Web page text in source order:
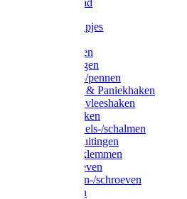
Waslijndraad
Simplexknipjes
Sleutelringen
Gelaste ringen
Borgveren-/pennen
Musketons & Paniekhaken
S-haken & vleeshaken
Karabijnhaken
Noodschakels-/schalmen
Harp-/D-sluitingen
Staaldraadklemmen
Spanschroeven
Ringmoeren-/schroeven
Puntkousen